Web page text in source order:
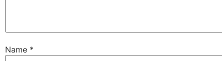
Name *